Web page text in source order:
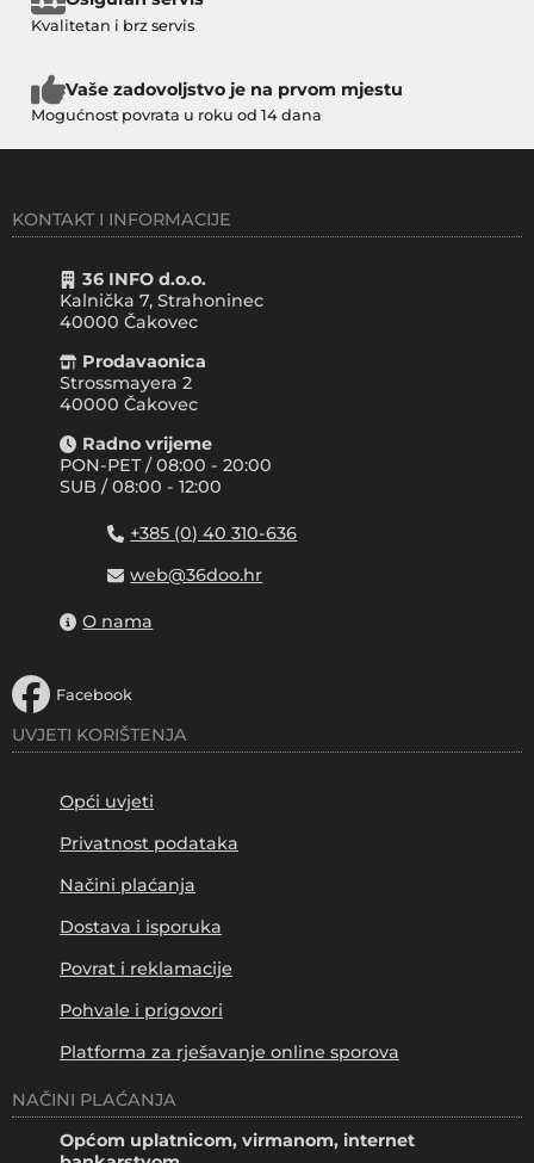
Kvalitetan i brz servis
Vaše zadovoljstvo je na prvom mjestu
Mogućnost povrata u roku od 14 dana
KONTAKT I INFORMACIJE
36 INFO d.o.o.
Kalnička 7, Strahoninec
40000 Čakovec
Prodavaonica
Strossmayera 2
40000 Čakovec
Radno vrijeme
PON-PET / 08:00 - 20:00
SUB / 08:00 - 12:00
+385 (0) 40 310-636
web@36doo.hr
O nama
Facebook
UVJETI KORIŠTENJA
Opći uvjeti
Privatnost podataka
Načini plaćanja
Dostava i isporuka
Povrat i reklamacije
Pohvale i prigovori
Platforma za rješavanje online sporova
NAČINI PLAĆANJA
Općom uplatnicom, virmanom, internet